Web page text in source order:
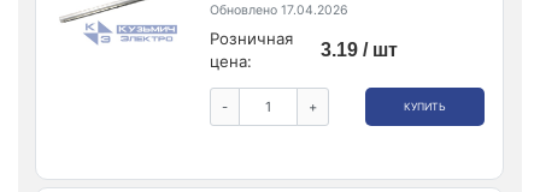
Обновлено 17.04.2026
Розничная
цена:
3.19 / шт
- + КУПИТЬ